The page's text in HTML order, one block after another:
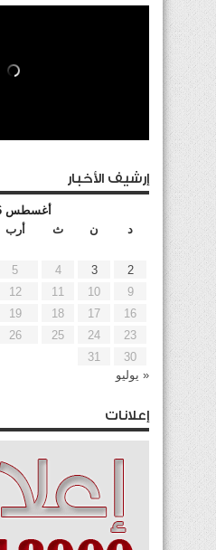
إرشيف الأخبار
أغسطس 2026
د
ن ث أرب
2
3
4
5
9
10
11
12
16
17
18
19
23
24
25
26
30
31
« يوليو
إعلانات